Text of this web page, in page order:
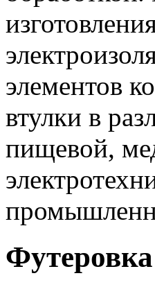
элементов
втулки в
пищевой,